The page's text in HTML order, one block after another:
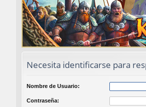
rá
pi
do
Necesita identificarse para
Nombre de Usuario:
Contraseña: